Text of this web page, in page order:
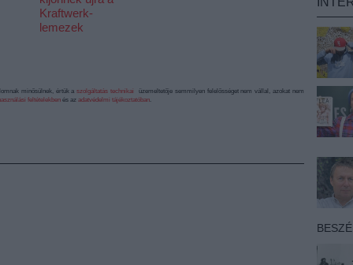
Kraftwerk-
lemezek
minősülnek, értük aszolgáltatás technikai
üzemeltetője semmilyen felelősséget nem vállal, azokat nem
feltételekben és az adatvédelmi tájékoztatóban.